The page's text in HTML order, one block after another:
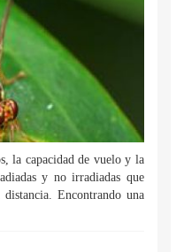
la capacidad de vuelo y la
y no irradiadas que
Encontrando una